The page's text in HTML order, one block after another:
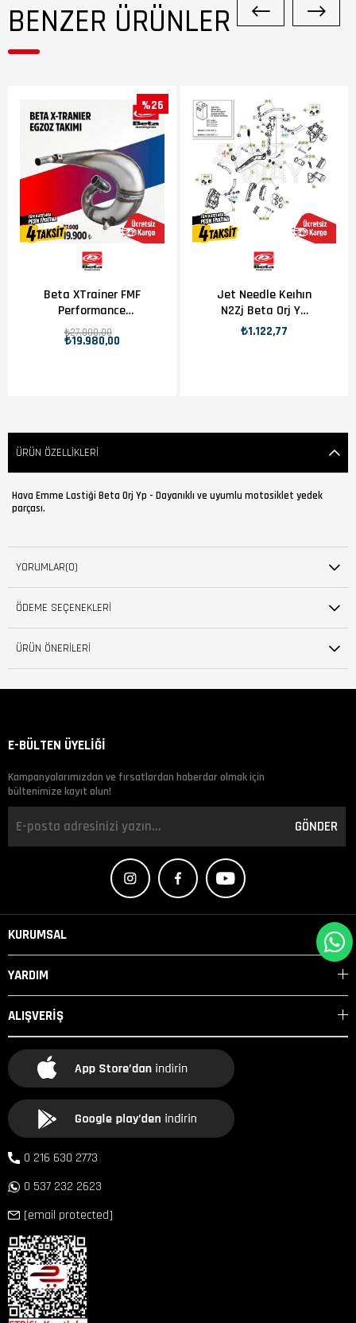
BENZER ÜRÜNLER
Beta XTrainer FMF
Performance
Egzoz
₺19.980,00
₺27.000,00
%26
Jet Needle Keıhın
N2Zj Beta Orj Yp
B11-2
₺1.122,77
ÜRÜN ÖZELLIKLERI
Hava Emme Lastiği Beta Orj Yp - Dayanıklı ve uyumlu motosiklet yedek
parçası.
YORUMLAR(0)
ÖDEME SEÇENEKLERI
ÜRÜN ÖNERILERI
E-BÜLTEN ÜYELİĞİ
Kampanyalarımızdan ve fırsatlardan haberdar olmak için
bültenimize kayıt olun!
GÖNDER
KURUMSAL
YARDIM
ALIŞVERİŞ
0 216 630 2773
0 537 232 2623
[email protected]